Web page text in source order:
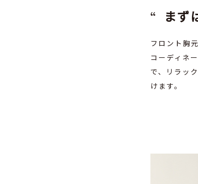
まず
フロント胸
コーディネ
で、リラッ
けます。